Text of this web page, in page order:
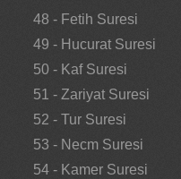
48 - Fetih Suresi
49 - Hucurat Suresi
50 - Kaf Suresi
51 - Zariyat Suresi
52 - Tur Suresi
53 - Necm Suresi
54 - Kamer Suresi